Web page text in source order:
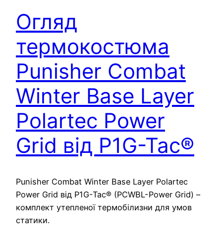
Огляд
термокостюма
Punisher Combat
Winter Base Layer
Polartec Power
Grid від P1G-Tac®
Punisher Combat Winter Base Layer Polartec
Power Grid від P1G-Tac® (PCWBL-Power Grid) –
комплект утепленої термобілизни для умов
статики.